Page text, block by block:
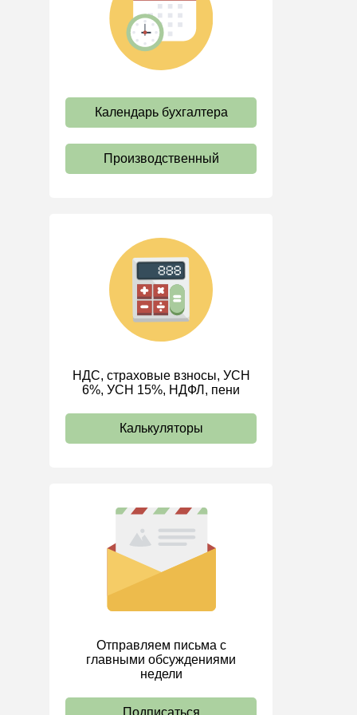
труда
Отпуск и время отдыха
Оплата труда
Ответственность и
взыскания
Пенсии
Трудовые книжки
Кадровые документы и
образцы
Персональные данные
ИП
Календарь бухгалтера
Производственный
НДС, страховые взносы, УСН
6%, УСН 15%, НДФЛ, пени
Калькуляторы
Отправляем письма с
главными обсуждениями
недели
Подписаться